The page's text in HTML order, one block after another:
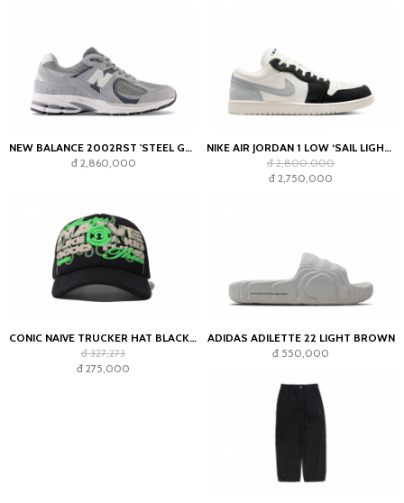
NEW BALANCE 2002RST 'STEEL GREY'
đ 2,860,000
NIKE AIR JORDAN 1 LOW ‘SAIL LIGHT SMOKE GREY’
đ 2,800,000
đ 2,750,000
CONIC NAIVE TRUCKER HAT BLACK GREEN
đ 327,273
đ 275,000
ADIDAS ADILETTE 22 LIGHT BROWN
đ 550,000